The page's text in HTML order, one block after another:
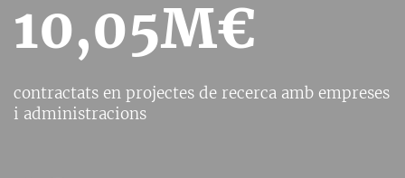
10,05M€
contractats en projectes de recerca amb empreses
i administracions